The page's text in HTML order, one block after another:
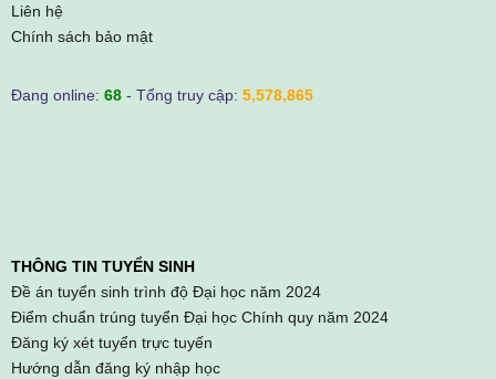
Liên hệ
Chính sách bảo mật
Đang online: 68 - Tổng truy cập: 5,578,865
THÔNG TIN TUYỂN SINH
Đề án tuyển sinh trình độ Đại học năm 2024
Điểm chuẩn trúng tuyển Đại học Chính quy năm 2024
Đăng ký xét tuyển trực tuyến
Hướng dẫn đăng ký nhập học